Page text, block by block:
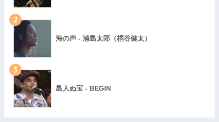
2
海の声 - 浦島太郎（桐谷健太）
3
島人ぬ宝 - BEGIN